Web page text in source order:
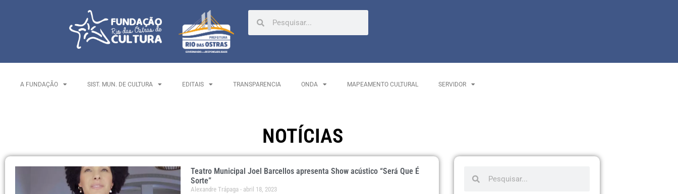
A FUNDAÇÃO SIST. MUN. DE CULTURA EDITAIS TRANSPARENCIA ONDA MAPEAMENTO CULTURAL SERVIDOR
NOTÍCIAS
Teatro Municipal Joel Barcellos apresenta Show acústico “Será Que É
Sorte”
Alexandre Trápaga abril 18, 2023